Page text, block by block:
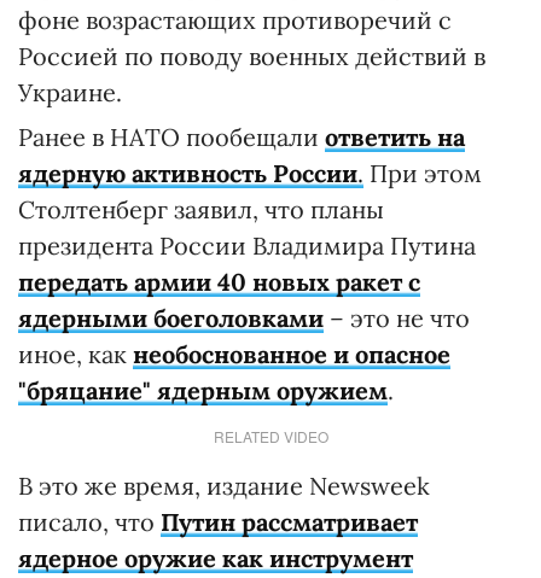
фоне возрастающих противоречий с
Россией по поводу военных действий в
Украине.
Ранее в НАТО пообещали ответить на
ядерную активность России. При этом
Столтенберг заявил, что планы
президента России Владимира Путина
передать армии 40 новых ракет с
ядерными боеголовками – это не что
иное, как необоснованное и опасное
"бряцание" ядерным оружием.
RELATED VIDEO
В это же время, издание Newsweek
писало, что Путин рассматривает
ядерное оружие как инструмент